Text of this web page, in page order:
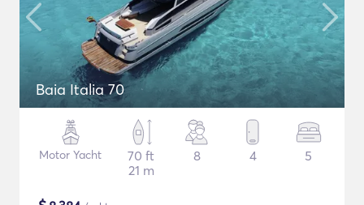
Baia Italia 70
Motor Yacht
70 ft
21 m
8 4 5